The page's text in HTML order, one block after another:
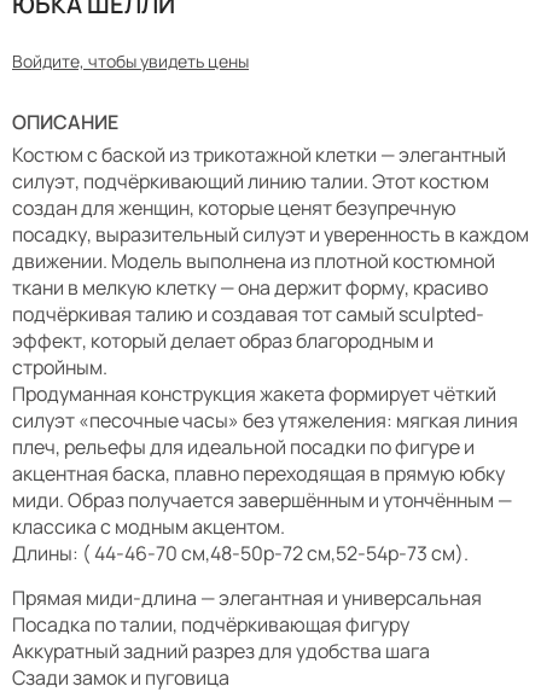
Войдите, чтобы увидеть цены
ОПИСАНИЕ
Костюм с баской из трикотажной клетки — элегантный
силуэт, подчёркивающий линию талии. Этот костюм
создан для женщин, которые ценят безупречную
посадку, выразительный силуэт и уверенность в каждом
движении. Модель выполнена из плотной костюмной
ткани в мелкую клетку — она держит форму, красиво
подчёркивая талию и создавая тот самый sculpted-
эффект, который делает образ благородным и
стройным.
Продуманная конструкция жакета формирует чёткий
силуэт «песочные часы» без утяжеления: мягкая линия
плеч, рельефы для идеальной посадки по фигуре и
акцентная баска, плавно переходящая в прямую юбку
миди. Образ получается завершённым и утончённым —
классика с модным акцентом.
Длины: ( 44-46-70 см,48-50р-72 см,52-54р-73 см).
Прямая миди-длина — элегантная и универсальная
Посадка по талии, подчёркивающая фигуру
Аккуратный задний разрез для удобства шага
Сзади замок и пуговица